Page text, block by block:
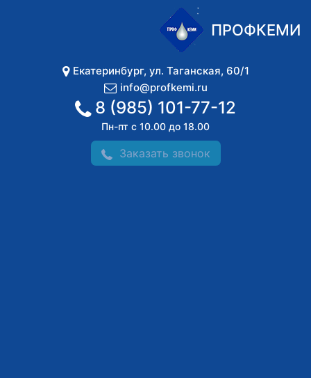
ПРОФКЕМИ
Екатеринбург, ул. Таганская, 60/1
info@profkemi.ru
8 (985) 101-77-12
Пн-пт с 10.00 до 18.00
Заказать звонок